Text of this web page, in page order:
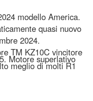
modello America.
quasi nuovo
2024.
TM KZ10C vincitore
Motore superlativo
meglio di molti R1